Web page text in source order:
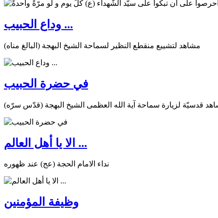
وداع الحبيب ...
مشاهد لتشييع منقطع النظير لسماحة الشيخ البهجة (البالغ مناه)
في حضرة الحبيب
قدسيّة لزيارة سماحة آية الله العظمى الشيخ البهجة (قدّس سرّه)
الا يا أهل العالم ...
نداء الامام الحجة (عج) عند ظهوره
وظيفة المؤمنين